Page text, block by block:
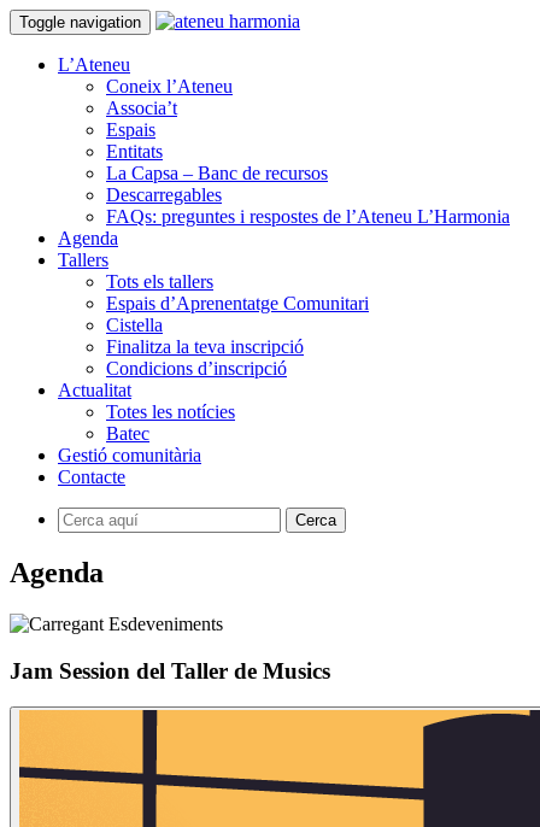
Toggle navigation
L’Ateneu
Coneix l’Ateneu
Associa’t
Espais
Entitats
La Capsa – Banc de recursos
Descarregables
FAQs: preguntes i respostes de l’Ateneu L’Harmonia
Agenda
Tallers
Tots els tallers
Espais d’Aprenentatge Comunitari
Cistella
Finalitza la teva inscripció
Condicions d’inscripció
Actualitat
Totes les notícies
Batec
Gestió comunitària
Contacte
Agenda
Jam Session del Taller de Musics